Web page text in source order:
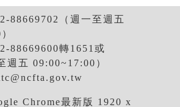
88669702（週一至週五
88669600轉1651或
週五 09:00~17:00）
Chrome最新版 1920 x